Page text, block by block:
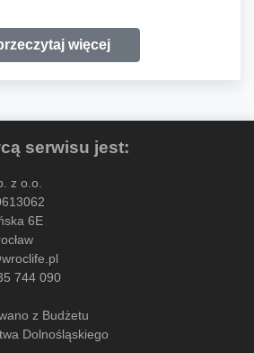
więcej
serwisu jest:
z o.o.
6E
744 090
z Budżetu
Dolnośląskiego